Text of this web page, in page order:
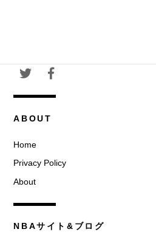
ABOUT
Home
Privacy Policy
About
NBAサイト&ブログ